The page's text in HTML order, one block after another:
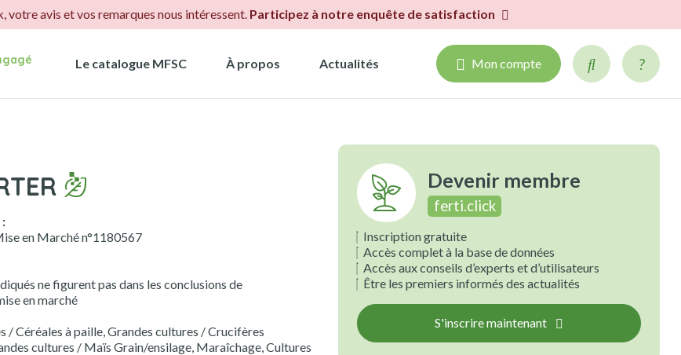
votre avis et vos remarques nous intéressent. Participez à notre enquête de satisfaction
Le catalogue MFSC À propos Actualités Mon compte
en Marché n°1180567
ne figurent pas dans les conclusions de
en marché
/ Céréales à paille, Grandes cultures / Crucifères
cultures / Maïs Grain/ensilage, Maraîchage, Cultures
Devenir membre
ferti.click
Inscription gratuite
Accès complet à la base de données
Accès aux conseils d’experts et d’utilisateurs
Être les premiers informés des actualités
S'inscrire maintenant